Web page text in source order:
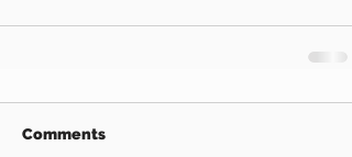
Comments